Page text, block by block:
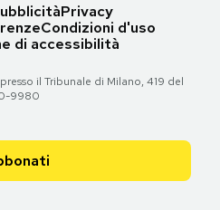
Privacy
Condizioni d'uso
di accessibilità
il Tribunale di Milano, 419 del
9980